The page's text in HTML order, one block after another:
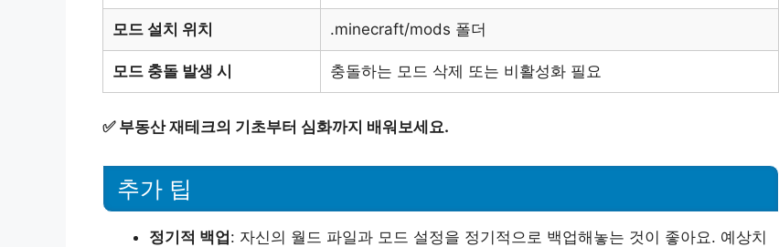
모드 설치 위치 .minecraft/mods 폴더
모드 충돌 발생 시 충돌하는 모드 삭제 또는 비활성화 필요
✅ 부동산 재테크의 기초부터 심화까지 배워보세요.
추가 팁
정기적 백업 : 자신의 월드 파일과 모드 설정을 정기적으로 백업해놓는 것이 좋아요. 예상치